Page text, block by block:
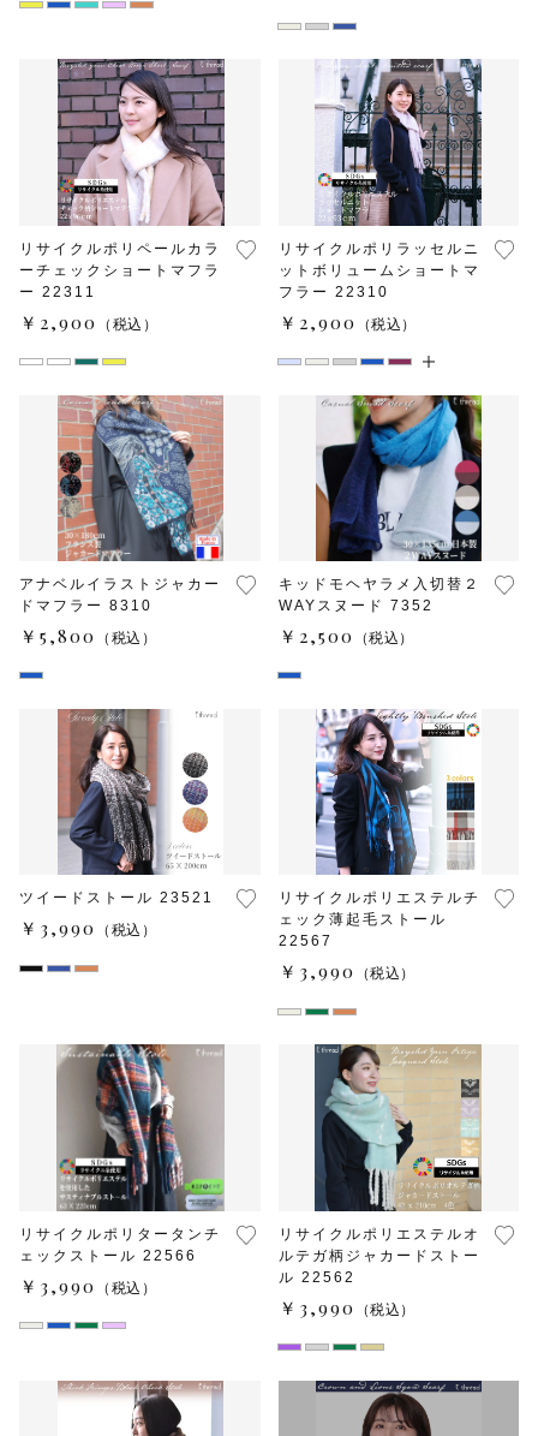
リサイクルポリペールカラ
ーチェックショートマフラ
ー 22311
￥2,900 （税込）
リサイクルポリラッセルニ
ットボリュームショートマ
フラー 22310
￥2,900 （税込）
アナベルイラストジャカー
ドマフラー 8310
￥5,800 （税込）
キッドモヘヤラメ入切替２
WAYスヌード 7352
￥2,500 （税込）
ツイードストール 23521
￥3,990 （税込）
リサイクルポリエステルチ
ェック薄起毛ストール
22567
￥3,990 （税込）
リサイクルポリタータンチ
ェックストール 22566
￥3,990 （税込）
リサイクルポリエステルオ
ルテガ柄ジャカードストー
ル 22562
￥3,990 （税込）